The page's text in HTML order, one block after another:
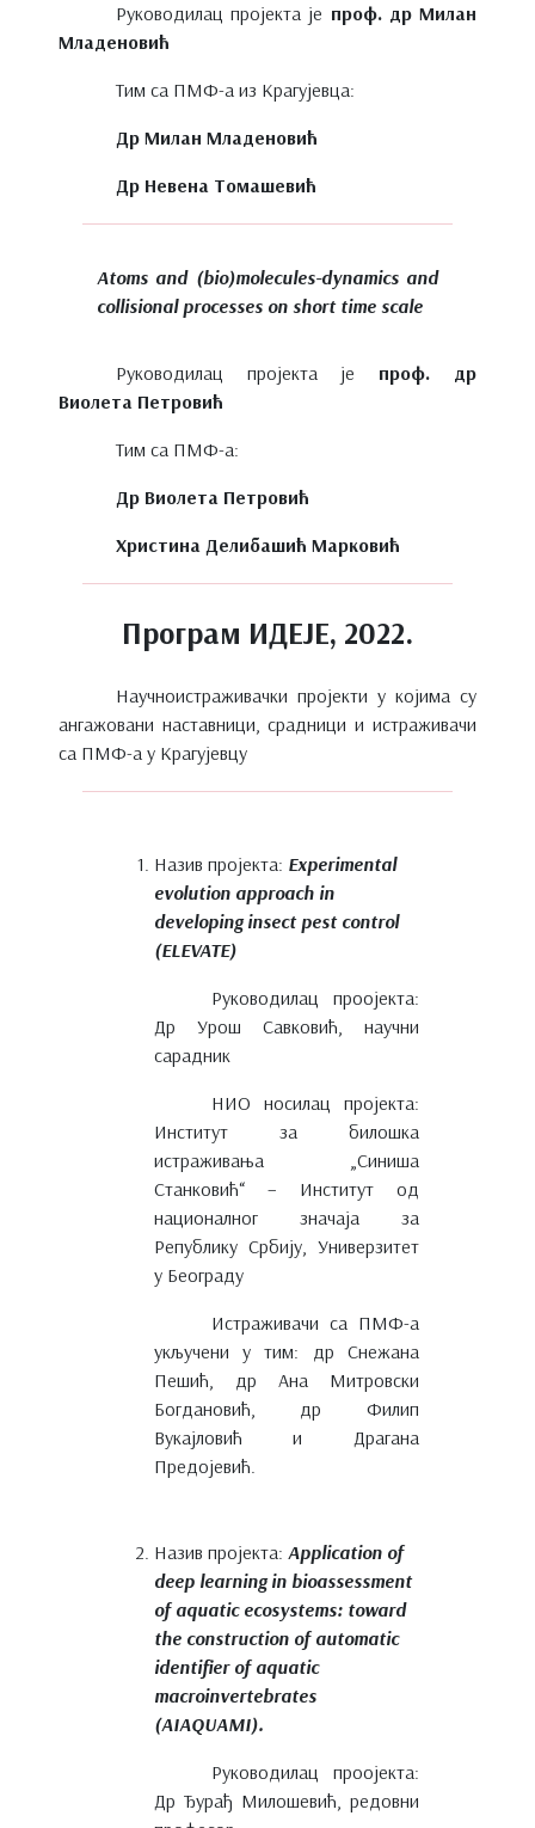
Руководилац пројекта је проф. др Милан
Младеновић
Тим са ПМФ-а из Крагујевца:
Др Милан Младеновић
Др Невена Томашевић
Atoms and (bio)molecules-dynamics and
collisional processes on short time scalе
Руководилац пројекта је проф. др
Виолета Петровић
Тим са ПМФ-а:
Др Виолета Петровић
Христина Делибашић Марковић
Програм ИДЕЈЕ, 2022.
Научноистраживачки пројекти у којима су
ангажовани наставници, срадници и истраживачи
са ПМФ-а у Крагујевцу
Назив пројекта: Еxperimental
evolution approach in
developing insect pest control
(ELEVATE)
Руководилац проојекта:
Др Урош Савковић, научни
сарадник
НИО носилац пројекта:
Институт за билошка
истраживања „Синиша
Станковић“ – Институт од
националног значаја за
Републику Србију, Универзитет
у Београду
Истраживачи са ПМФ-а
укључени у тим: др Снежана
Пешић, др Ана Митровски
Богдановић, др Филип
Вукајловић и Драгана
Предојевић.
Назив пројекта: Application of
deep learning in bioassessment
of aquatic ecosystems: toward
the construction of automatic
identifier of aquatic
macroinvertebrates
(AIAQUAMI).
Руководилац проојекта:
Др Ђурађ Милошевић, редовни